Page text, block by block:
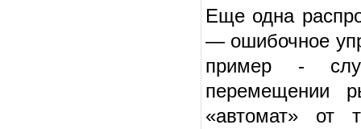
Еще одна
— ошибочное
пример -
перемещении
«автомат» от